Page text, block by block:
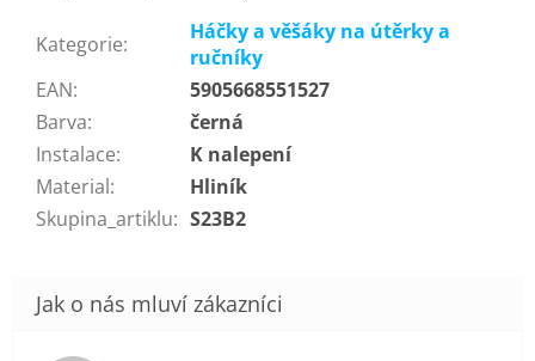
Kategorie:
Háčky a věšáky na útěrky a
ručníky
EAN:
5905668551527
Barva:
černá
Instalace:
K nalepení
Material:
Hliník
Skupina_artiklu: S23B2